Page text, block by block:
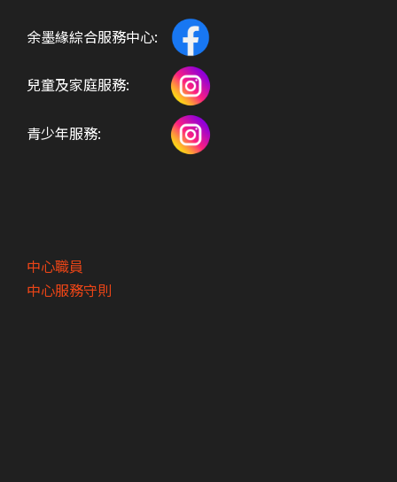
余墨緣綜合服務中心:
兒童及家庭服務:
青少年服務:
中心職員
中心服務守則